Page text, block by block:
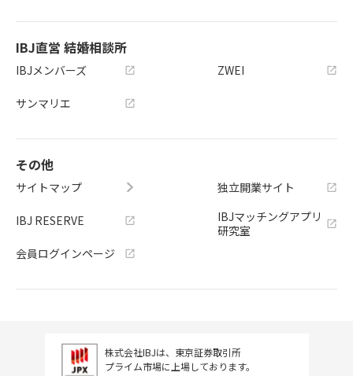
IBJ直営 結婚相談所
IBJメンバーズ
サンマリエ
ZWEI
その他
サイトマップ
IBJ RESERVE
会員ログインページ
独立開業サイト
IBJマッチングアプリ
研究室
株式会社IBJは、東京証券取引所
プライム市場に上場しております。